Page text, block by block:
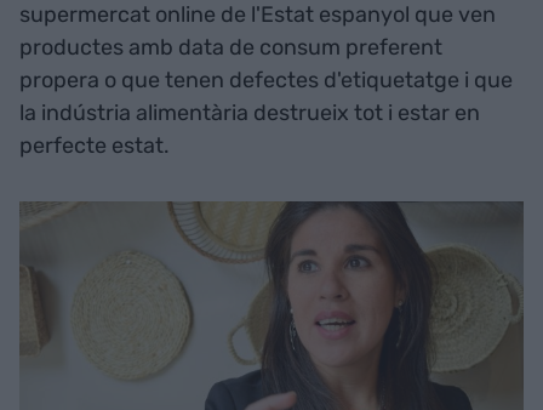
supermercat online de l'Estat espanyol que ven
productes amb data de consum preferent
propera o que tenen defectes d'etiquetatge i que
la indústria alimentària destrueix tot i estar en
perfecte estat.